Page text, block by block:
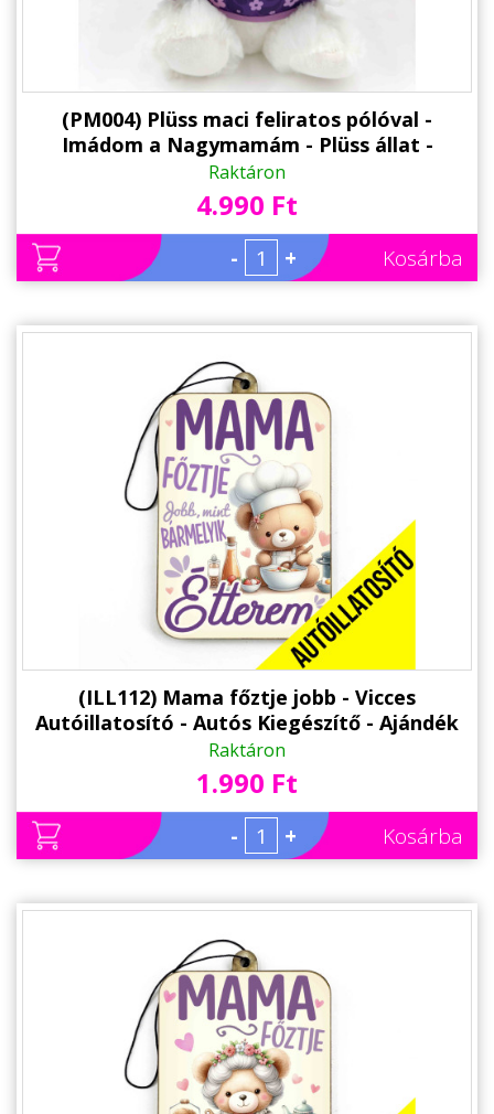
(PM004) Plüss maci feliratos pólóval -
Imádom a Nagymamám - Plüss állat -
Ajándék Nagymamának
Raktáron
4.990 Ft
- + Kosárba
(ILL112) Mama főztje jobb - Vicces
Autóillatosító - Autós Kiegészítő - Ajándék
Nagymamának
Raktáron
1.990 Ft
- + Kosárba